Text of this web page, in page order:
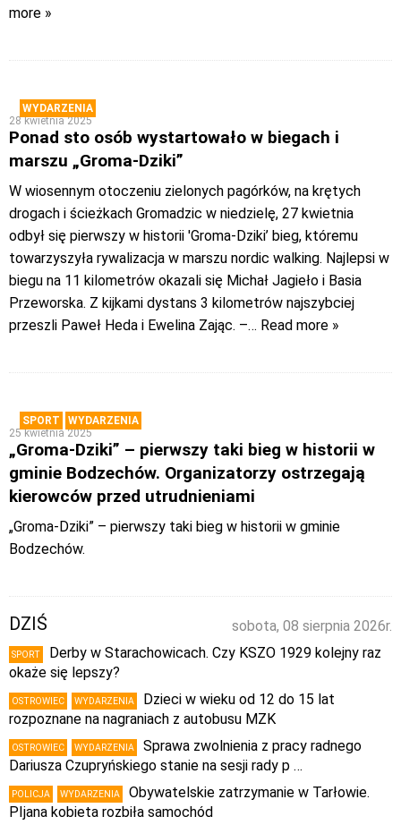
more »
WYDARZENIA
28 kwietnia 2025
Ponad sto osób wystartowało w biegach i
marszu „Groma-Dziki”
W wiosennym otoczeniu zielonych pagórków, na krętych
drogach i ścieżkach Gromadzic w niedzielę, 27 kwietnia
odbył się pierwszy w historii 'Groma-Dziki’ bieg, któremu
towarzyszyła rywalizacja w marszu nordic walking. Najlepsi w
biegu na 11 kilometrów okazali się Michał Jagieło i Basia
Przeworska. Z kijkami dystans 3 kilometrów najszybciej
przeszli Paweł Heda i Ewelina Zając. –… Read more »
SPORT
WYDARZENIA
25 kwietnia 2025
„Groma-Dziki” – pierwszy taki bieg w historii w
gminie Bodzechów. Organizatorzy ostrzegają
kierowców przed utrudnieniami
„Groma-Dziki” – pierwszy taki bieg w historii w gminie
Bodzechów.
sobota, 08 sierpnia 2026r.
DZIŚ
SPORT
Derby w Starachowicach. Czy KSZO 1929 kolejny raz
okaże się lepszy?
OSTROWIEC WYDARZENIA
Dzieci w wieku od 12 do 15 lat
rozpoznane na nagraniach z autobusu MZK
OSTROWIEC WYDARZENIA
Sprawa zwolnienia z pracy radnego
Dariusza Czupryńskiego stanie na sesji rady p …
POLICJA WYDARZENIA
Obywatelskie zatrzymanie w Tarłowie.
PIjana kobieta rozbiła samochód